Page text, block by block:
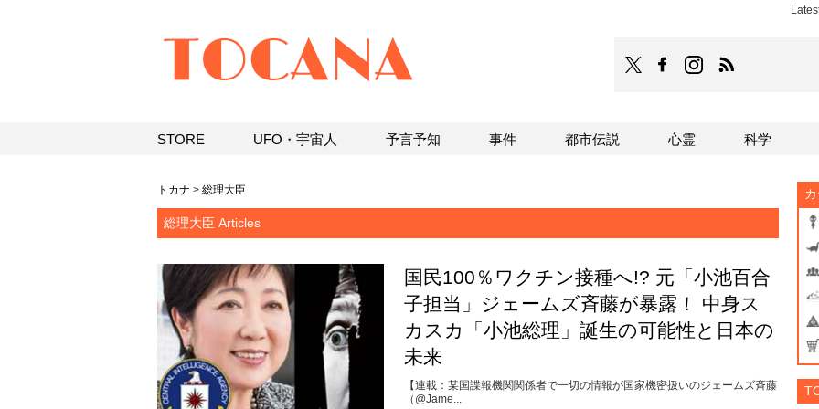
TOCANAのFacebookはこち
TOCANAのinstagram
トカナ > 総理大臣
総理大臣 Articles
国民100％ワクチン接種へ!? 元「小池百合
子担当」ジェームズ斉藤が暴露！ 中身ス
カスカ「小池総理」誕生の可能性と日本の
未来
【連載：某国諜報機関関係者で一切の情報が国家機密扱いのジェームズ斉藤
（@Jame...
STORE UFO・宇宙人 予言予知 事件 都市伝説 心霊 科学